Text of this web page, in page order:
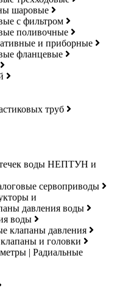
шаровые
с фильтром
поливочные
и приборные
фланцевые
труб
воды НЕПТУН и
сервоприводы
и
давления воды
воды
клапаны давления
и головки
| Радиальные